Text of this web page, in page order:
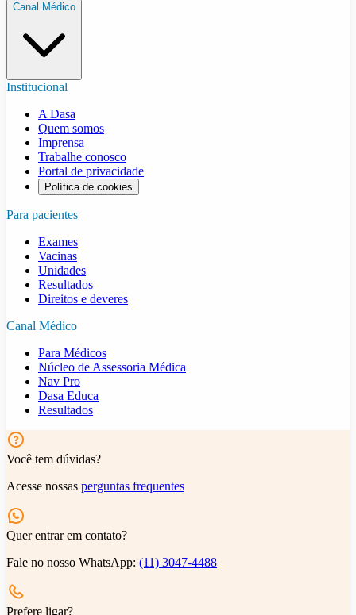
Canal Médico
Institucional
A Dasa
Quem somos
Imprensa
Trabalhe conosco
Portal de privacidade
Política de cookies
Para pacientes
Exames
Vacinas
Unidades
Resultados
Direitos e deveres
Canal Médico
Para Médicos
Núcleo de Assessoria Médica
Nav Pro
Dasa Educa
Resultados
Você tem dúvidas?
Acesse nossas perguntas frequentes
Quer entrar em contato?
Fale no nosso WhatsApp: (11) 3047-4488
Prefere ligar?